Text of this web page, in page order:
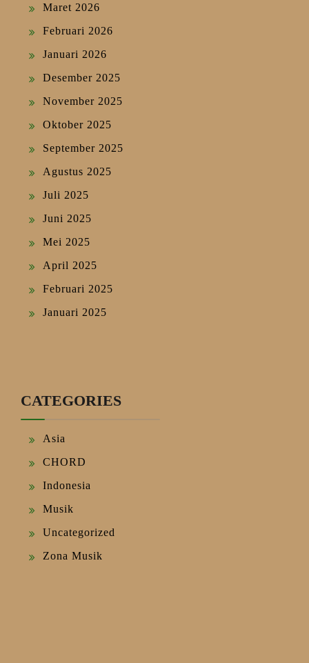
Maret 2026
Februari 2026
Januari 2026
Desember 2025
November 2025
Oktober 2025
September 2025
Agustus 2025
Juli 2025
Juni 2025
Mei 2025
April 2025
Februari 2025
Januari 2025
CATEGORIES
Asia
CHORD
Indonesia
Musik
Uncategorized
Zona Musik